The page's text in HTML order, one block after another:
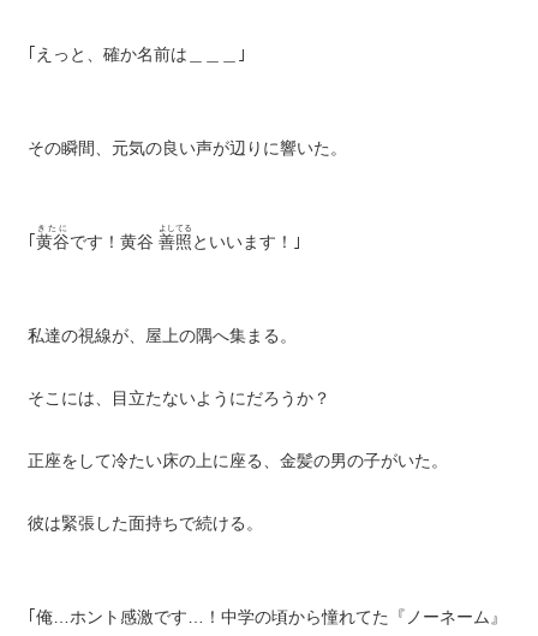
｢えっと、確か名前は＿＿＿｣
その瞬間、元気の良い声が辺りに響いた。
黄谷
きたに
です！黄谷 善照
よしてる
といいます！｣
私達の視線が、屋上の隅へ集まる。
そこには、目立たないようにだろうか？
正座をして冷たい床の上に座る、金髪の男の子がいた。
彼は緊張した面持ちで続ける。
｢俺…ホント感激です…！中学の頃から憧れてた『ノーネーム』